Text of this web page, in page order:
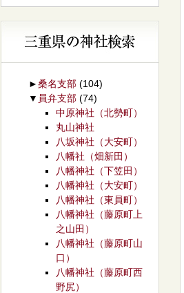
►桑名支部 (104)
▼ 員弁支部 (74)
中原神社（北勢町）
丸山神社
八坂神社（大安町）
八幡社（畑新田）
八幡神社（下笠田）
八幡神社（大安町）
八幡神社（東員町）
八幡神社（藤原町上
之山田）
八幡神社（藤原町山
口）
八幡神社（藤原町西
野尻）